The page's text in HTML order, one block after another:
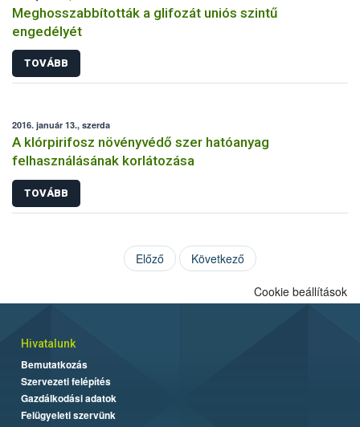
Meghosszabbították a glifozát uniós szintű
engedélyét
TOVÁBB
2016. január 13., szerda
A klórpirifosz növényvédő szer hatóanyag
felhasználásának korlátozása
TOVÁBB
Előző Következő
Cookie beállítások
Hivatalunk
Bemutatkozás
Szervezeti felépítés
Gazdálkodási adatok
Felügyeleti szervünk